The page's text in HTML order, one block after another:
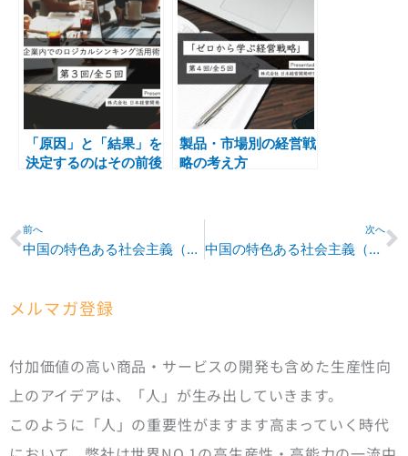
「原因」と「結果」を
決定するのはその前後
製品・市場別の経営戦
略の考え方
Prev
前へ
中国の特色ある社会主義（前編）
次へ
中国の特色ある社会主義（後編）
メルマガ登録
付加価値の高い商品・サービスの開発も含めた生産性向
上のアイデアは、「人」が生み出していきます。
このように「人」の重要性がますます高まっていく時代